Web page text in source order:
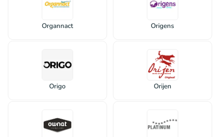
Organnact Origens
Origo Orijen